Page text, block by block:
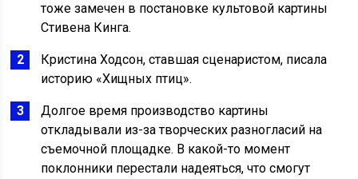
тоже замечен в постановке культовой картины
Стивена Кинга.
Кристина Ходсон, ставшая сценаристом, писала
историю «Хищных птиц».
Долгое время производство картины
откладывали из-за творческих разногласий на
съемочной площадке. В какой-то момент
поклонники перестали надеяться, что смогут